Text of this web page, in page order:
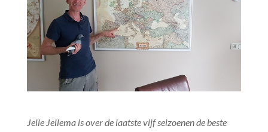
Jelle Jellema is over de laatste vijf seizoenen de beste